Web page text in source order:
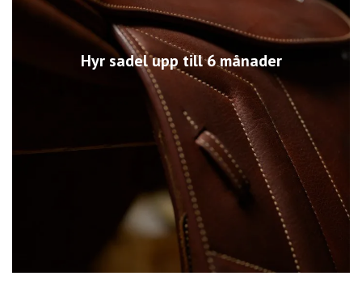
Hyr sadel upp till 6 månader